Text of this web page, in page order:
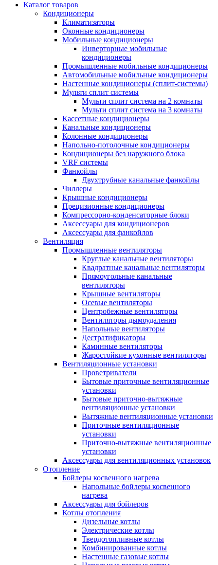
Каталог товаров
Кондиционеры
Климатизаторы
Оконные кондиционеры
Мобильные кондиционеры
Инверторные мобильные
кондиционеры
Промышленные мобильные кондиционеры
Автомобильные мобильные кондиционеры
Настенные кондиционеры (сплит-системы)
Мульти сплит системы
Мульти сплит система на 2 комнаты
Мульти сплит система на 3 комнаты
Кассетные кондиционеры
Канальные кондиционеры
Колонные кондиционеры
Напольно-потолочные кондиционеры
Кондиционеры без наружного блока
VRF системы
Фанкойлы
Двухтрубные канальные фанкойлы
Чиллеры
Крышные кондиционеры
Прецизионные кондиционеры
Компрессорно-конденсаторные блоки
Аксессуары для кондиционеров
Аксессуары для фанкойлов
Вентиляция
Промышленные вентиляторы
Круглые канальные вентиляторы
Квадратные канальные вентиляторы
Прямоугольные канальные
вентиляторы
Крышные вентиляторы
Осевые вентиляторы
Центробежные вентиляторы
Вентиляторы дымоудаления
Напольные вентиляторы
Дестратификаторы
Каминные вентиляторы
Жаростойкие кухонные вентиляторы
Вентиляционные установки
Проветриватели
Бытовые приточные вентиляционные
установки
Бытовые приточно-вытяжные
вентиляционные установки
Вытяжные вентиляционные установки
Приточные вентиляционные
установки
Приточно-вытяжные вентиляционные
установки
Аксессуары для вентиляционных установок
Отопление
Бойлеры косвенного нагрева
Напольные бойлеры косвенного
нагрева
Аксессуары для бойлеров
Котлы отопления
Дизельные котлы
Электрические котлы
Твердотопливные котлы
Комбинированные котлы
Настенные газовые котлы